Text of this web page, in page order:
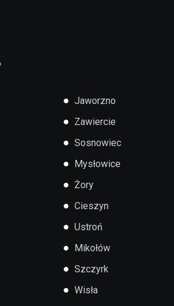
● Jaworzno
● Zawiercie
● Sosnowiec
● Mysłowice
● Żory
● Cieszyn
● Ustroń
● Mikołów
● Szczyrk
● Wisła